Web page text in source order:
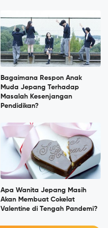
Bagaimana Respon Anak
Muda Jepang Terhadap
Masalah Kesenjangan
Pendidikan?
Apa Wanita Jepang Masih
Akan Membuat Cokelat
Valentine di Tengah Pandemi?